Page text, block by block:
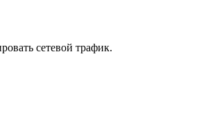
сетевой трафик.